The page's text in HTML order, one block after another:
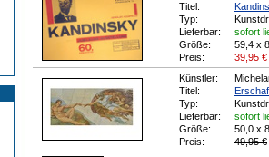
Titel:
Typ:
Lieferbar:
sofort
Größe:
59,4 x
Preis:
39,95 €
Künstler:
Titel:
Typ:
Lieferbar:
sofort
Größe:
50,0 x
Preis:
49,95 €